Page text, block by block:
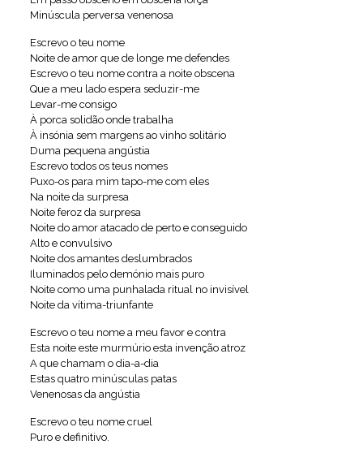
Minúscula perversa venenosa
Escrevo o teu nome
Noite de amor que de longe me defendes
Escrevo o teu nome contra a noite obscena
Que a meu lado espera seduzir-me
Levar-me consigo
À porca solidão onde trabalha
À insónia sem margens ao vinho solitário
Duma pequena angústia
Escrevo todos os teus nomes
Puxo-os para mim tapo-me com eles
Na noite da surpresa
Noite feroz da surpresa
Noite do amor atacado de perto e conseguido
Alto e convulsivo
Noite dos amantes deslumbrados
Iluminados pelo demónio mais puro
Noite como uma punhalada ritual no invisível
Noite da vítima-triunfante
Escrevo o teu nome a meu favor e contra
Esta noite este murmúrio esta invenção atroz
A que chamam o dia-a-dia
Estas quatro minúsculas patas
Venenosas da angústia
Escrevo o teu nome cruel
Puro e definitivo.